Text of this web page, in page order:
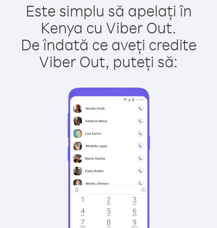
Este simplu să apelați în
Kenya cu Viber Out.
De îndată ce aveți credite
Viber Out, puteți să: